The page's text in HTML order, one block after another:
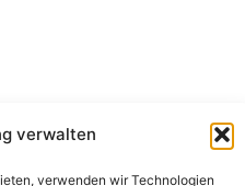
verwalten
verwenden wir Technologien
GmbH